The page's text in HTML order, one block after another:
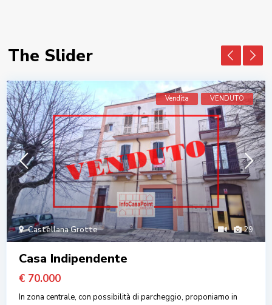
The Slider
29
Castellana Grotte
Vendita VENDUTO
Casa Indipendente
€ 70.000
In zona centrale, con possibilità di parcheggio, proponiamo in